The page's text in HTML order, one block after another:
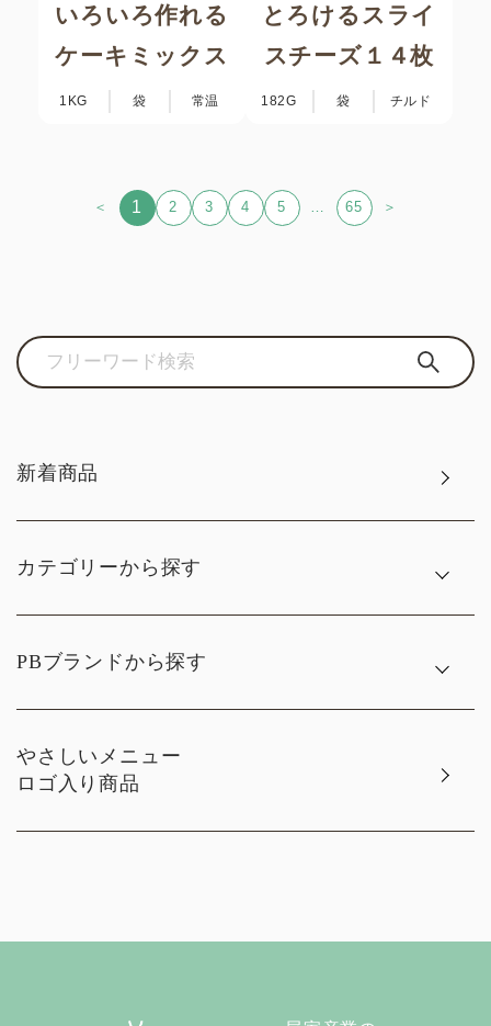
新着商品
カテゴリーから探す
PBブランドから探す
やさしいメニュー
ロゴ入り商品
いろいろ作れる
ケーキミックス
1KG 袋 常温
とろけるスライ
スチーズ１４枚
182G 袋 チルド
＜ 1 2 3 4 5 … 65 ＞